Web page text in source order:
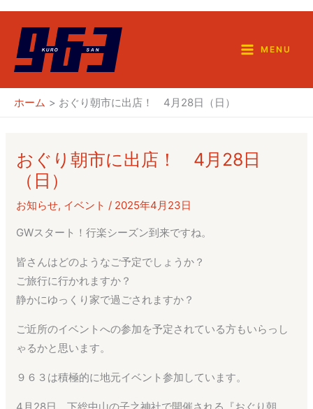
内
MENU
ホーム おぐり朝市に出店！ 4月28日（日）
おぐり朝市に出店！ 4月28日
（日）
お知らせ, イベント / 2025年4月23日
GWスタート！行楽シーズン到来ですね。
皆さんはどのようなご予定でしょうか？
ご旅行に行かれますか？
静かにゆっくり家で過ごされますか？
ご近所のイベントへの参加を予定されている方もいらっし
ゃるかと思います。
９６３は積極的に地元イベント参加しています。